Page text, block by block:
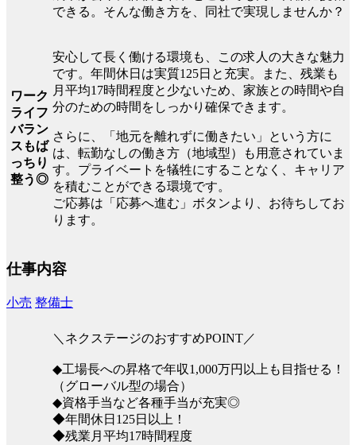
できる。そんな働き方を、同社で実現しませんか？
ワーク
ライフ
バラン
スもば
っちり
整う◎
安心して長く働ける環境も、この求人の大きな魅力
です。年間休日は実質125日と充実。また、残業も
月平均17時間程度と少ないため、家族との時間や自
分のための時間をしっかり確保できます。
さらに、「地元を離れずに働きたい」という方に
は、転勤なしの働き方（地域型）も用意されていま
す。プライベートを犠牲にすることなく、キャリア
を積むことができる環境です。
ご応募は「応募へ進む」ボタンより、お待ちしてお
ります。
仕事内容
小売 整備士
＼ネクステージのおすすめPOINT／
◆工場長への昇格で年収1,000万円以上も目指せる！
（グローバル型の場合）
◆資格手当など各種手当が充実◎
◆年間休日125日以上！
◆残業月平均17時間程度